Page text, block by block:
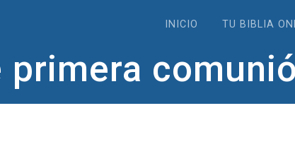
INICIO TU BIBLIA
primera